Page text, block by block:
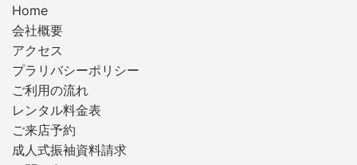
Home
会社概要
アクセス
プラリバシーポリシー
ご利用の流れ
レンタル料金表
ご来店予約
成人式振袖資料請求